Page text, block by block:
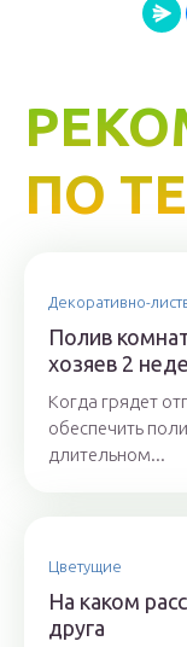
ПО
Декоративно-
Полив
хозяев 2
Когда грядет
обеспечить
длительном...
Цветущие
На каком
друга